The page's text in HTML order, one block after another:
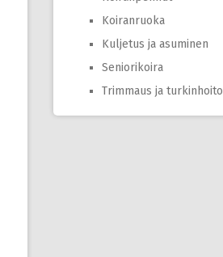
Koiranruoka
Kuljetus ja asuminen
Seniorikoira
Trimmaus ja turkinhoito